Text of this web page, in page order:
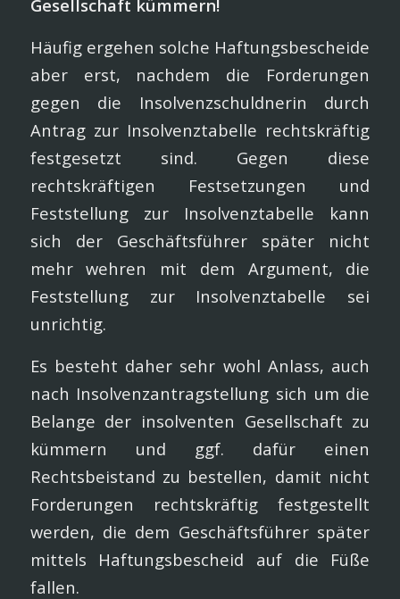
Gesellschaft kümmern!
Häufig ergehen solche Haftungsbescheide
aber erst, nachdem die Forderungen
gegen die Insolvenzschuldnerin durch
Antrag zur Insolvenztabelle rechtskräftig
festgesetzt sind. Gegen diese
rechtskräftigen Festsetzungen und
Feststellung zur Insolvenztabelle kann
sich der Geschäftsführer später nicht
mehr wehren mit dem Argument, die
Feststellung zur Insolvenztabelle sei
unrichtig.
Es besteht daher sehr wohl Anlass, auch
nach Insolvenzantragstellung sich um die
Belange der insolventen Gesellschaft zu
kümmern und ggf. dafür einen
Rechtsbeistand zu bestellen, damit nicht
Forderungen rechtskräftig festgestellt
werden, die dem Geschäftsführer später
mittels Haftungsbescheid auf die Füße
fallen.